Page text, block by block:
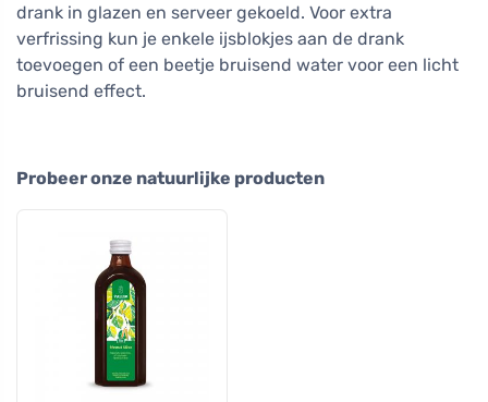
drank in glazen en serveer gekoeld. Voor extra
verfrissing kun je enkele ijsblokjes aan de drank
toevoegen of een beetje bruisend water voor een licht
bruisend effect.
Probeer onze natuurlijke producten